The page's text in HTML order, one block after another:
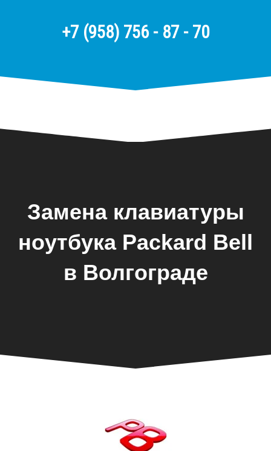
+7 (958) 756 - 87 - 70
Замена клавиатуры
ноутбука Packard Bell
в Волгограде